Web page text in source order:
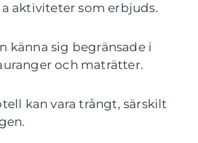
aktiviteter som erbjuds.
känna sig begränsade i
och maträtter.
kan vara trångt, särskilt